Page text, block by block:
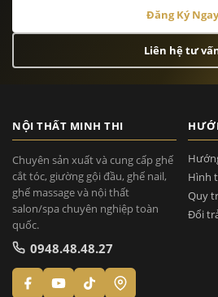
Đăng Ký Ngay
Liên hệ tư
NỘI THẤT MINH THI
Chuyên sản xuất và cung cấp ghế
cắt tóc, giường gội đầu, ghế nail,
ghế massage và nội thất
salon/spa chuyên nghiệp toàn
quốc.
0948.48.48.27
Hình
Quy
Đổi